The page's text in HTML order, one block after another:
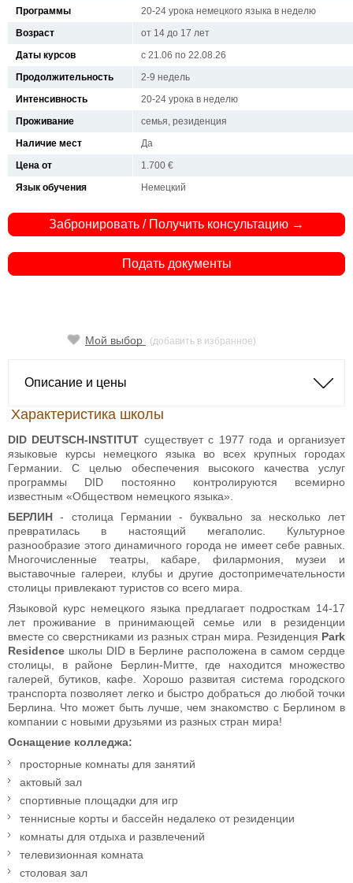
Программы
20-24 урока немецкого языка в неделю
Возраст
от 14 до 17 лет
Даты курсов
с 21.06 по 22.08.26
Продолжительность
2-9 недель
Интенсивность
20-24 урока в неделю
Проживание
семья, резиденция
Наличие мест
Да
Цена от
1.700 €
Язык обучения
Немецкий
Забронировать / Получить консультацию →
Подать документы
Мой выбор (добавить в избранное)
Описание и цены
Характеристика школы
DID DEUTSCH-INSTITUT существует с 1977 года и организует
языковые курсы немецкого языка во всех крупных городах
Германии. С целью обеспечения высокого качества услуг
программы DID постоянно контролируются всемирно
известным «Обществом немецкого языка».
БЕРЛИН - столица Германии - буквально за несколько лет
превратилась в настоящий мегаполис. Культурное
разнообразие этого динамичного города не имеет себе равных.
Многочисленные театры, кабаре, филармония, музеи и
выставочные галереи, клубы и другие достопримечательности
столицы привлекают туристов со всего мира.
Языковой курс немецкого языка предлагает подросткам 14-17
лет проживание в принимающей семье или в резиденции
вместе со сверстниками из разных стран мира. Резиденция Park
Residence школы DID в Берлине расположена в самом сердце
столицы, в районе Берлин-Митте, где находится множество
галерей, бутиков, кафе. Хорошо развитая система городского
транспорта позволяет легко и быстро добраться до любой точки
Берлина. Что может быть лучше, чем знакомство с Берлином в
компании с новыми друзьями из разных стран мира!
Оснащение колледжа:
просторные комнаты для занятий
актовый зал
спортивные площадки для игр
теннисные корты и бассейн недалеко от резиденции
комнаты для отдыха и развлечений
телевизионная комната
столовая зал